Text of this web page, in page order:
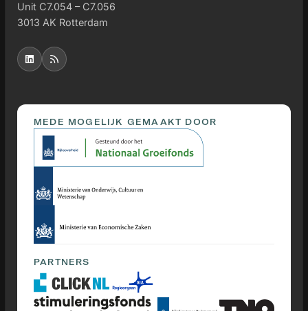
Unit C7.054 – C7.056
3013 AK Rotterdam
MEDE MOGELIJK GEMAAKT DOOR
PARTNERS